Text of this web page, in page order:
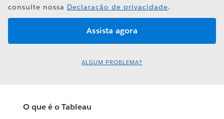
consulte nossa Declaração de privacidade.
ALGUM PROBLEMA?
O que é o Tableau